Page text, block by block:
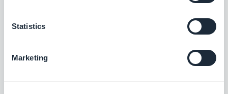
Statistics
Marketing
Vereinfachen Sie die Erstellung von Inhalten